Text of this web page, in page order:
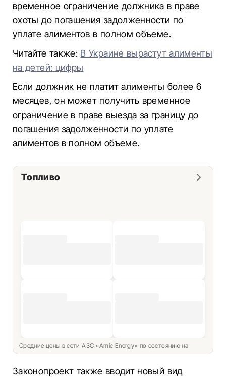
временное ограничение должника в праве
охоты до погашения задолженности по
уплате алиментов в полном объеме.
Читайте также: В Украине вырастут алименты
на детей: цифры
Если должник не платит алименты более 6
месяцев, он может получить временное
ограничение в праве выезда за границу до
погашения задолженности по уплате
алиментов в полном объеме.
Топливо
Средние цены в сети АЗС «Amic Energy» по состоянию на
Законопроект также вводит новый вид